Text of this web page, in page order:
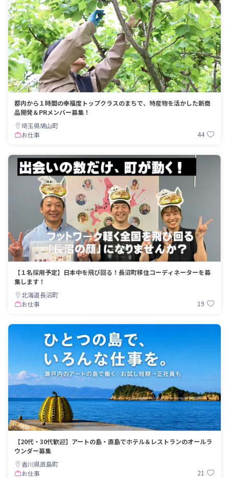
都内から１時間の幸福度トップクラスのまちで、特産物を活かした新商
品開発＆PRメンバー募集！
埼玉県鳩山町
お仕事
44
【１名採用予定】日本中を飛び回る！長沼町移住コーディネーターを募
集します！
北海道長沼町
お仕事
19
【20代・30代歓迎】アートの島・直島でホテル＆レストランのオールラ
ウンダー募集
香川県直島町
お仕事
21